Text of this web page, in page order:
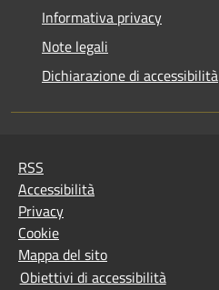
Informativa privacy
Note legali
Dichiarazione di accessibilità
RSS
Accessibilità
Privacy
Cookie
Mappa del sito
Obiettivi di accessibilità